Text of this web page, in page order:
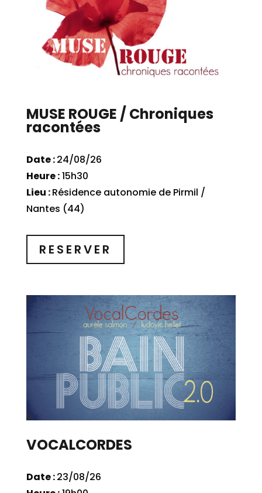
MUSE ROUGE / Chroniques
racontées
Date :24/08/26
Heure :15h30
Lieu :Résidence autonomie de Pirmil /
Nantes (44)
RESERVER
VOCALCORDES
Date :23/08/26